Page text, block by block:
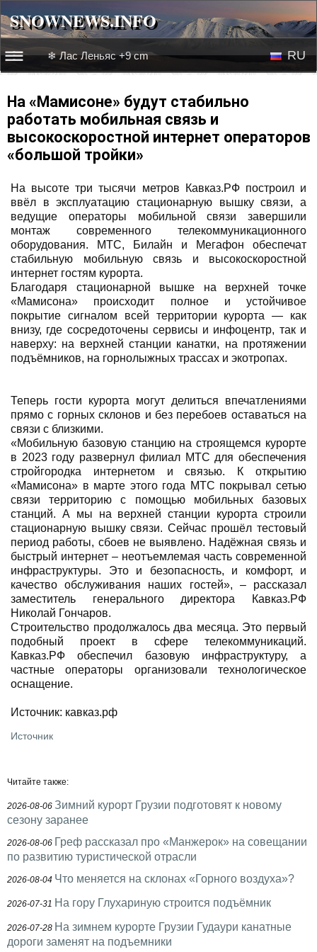
SNOWNEWS.INFO
☰☰
Веб-камеры
Лыжное видео
❄ Лас Леньяс +9 cm RU
На «Мамисоне» будут стабильно
работать мобильная связь и
высокоскоростной интернет операторов
«большой тройки»
На высоте три тысячи метров Кавказ.РФ построил и
ввёл в эксплуатацию стационарную вышку связи, а
ведущие операторы мобильной связи завершили
монтаж современного телекоммуникационного
оборудования. МТС, Билайн и Мегафон обеспечат
стабильную мобильную связь и высокоскоростной
интернет гостям курорта.
Благодаря стационарной вышке на верхней точке
«Мамисона» происходит полное и устойчивое
покрытие сигналом всей территории курорта — как
внизу, где сосредоточены сервисы и инфоцентр, так и
наверху: на верхней станции канатки, на протяжении
подъёмников, на горнолыжных трассах и экотропах.
Теперь гости курорта могут делиться впечатлениями
прямо с горных склонов и без перебоев оставаться на
связи с близкими.
«Мобильную базовую станцию на строящемся курорте
в 2023 году развернул филиал МТС для обеспечения
стройгородка интернетом и связью. К открытию
«Мамисона» в марте этого года МТС покрывал сетью
связи территорию с помощью мобильных базовых
станций. А мы на верхней станции курорта строили
стационарную вышку связи. Сейчас прошёл тестовый
период работы, сбоев не выявлено. Надёжная связь и
быстрый интернет – неотъемлемая часть современной
инфраструктуры. Это и безопасность, и комфорт, и
качество обслуживания наших гостей», – рассказал
заместитель генерального директора Кавказ.РФ
Николай Гончаров.
Строительство продолжалось два месяца. Это первый
подобный проект в сфере телекоммуникаций.
Кавказ.РФ обеспечил базовую инфраструктуру, а
частные операторы организовали технологическое
оснащение.
Источник: кавказ.рф
Источник
Читайте также:
2026-08-06 Зимний курорт Грузии подготовят к новому
сезону заранее
2026-08-06 Греф рассказал про «Манжерок» на совещании
по развитию туристической отрасли
2026-08-04 Что меняется на склонах «Горного воздуха»?
2026-07-31 На гору Глухариную строится подъёмник
2026-07-28 На зимнем курорте Грузии Гудаури канатные
дороги заменят на подъемники